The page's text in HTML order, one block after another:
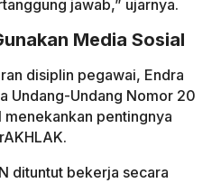
jawab,” ujarnya.
Media Sosial
disiplin pegawai, Endra
Undang-Undang Nomor 20
pentingnya
dituntut bekerja secara